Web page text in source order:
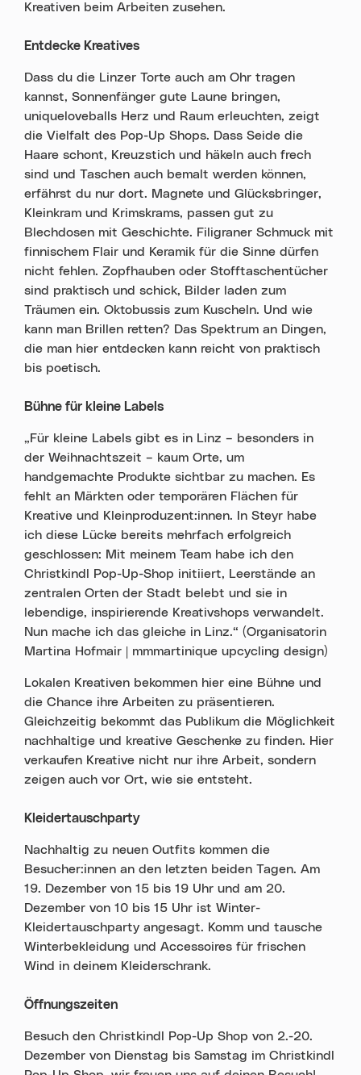
Kreativen beim Arbeiten zusehen.
Entdecke Kreatives
Dass du die Linzer Torte auch am Ohr tragen
kannst, Sonnenfänger gute Laune bringen,
uniqueloveballs Herz und Raum erleuchten, zeigt
die Vielfalt des Pop-Up Shops. Dass Seide die
Haare schont, Kreuzstich und häkeln auch frech
sind und Taschen auch bemalt werden können,
erfährst du nur dort. Magnete und Glücksbringer,
Kleinkram und Krimskrams, passen gut zu
Blechdosen mit Geschichte. Filigraner Schmuck mit
finnischem Flair und Keramik für die Sinne dürfen
nicht fehlen. Zopfhauben oder Stofftaschentücher
sind praktisch und schick, Bilder laden zum
Träumen ein. Oktobussis zum Kuscheln. Und wie
kann man Brillen retten? Das Spektrum an Dingen,
die man hier entdecken kann reicht von praktisch
bis poetisch.
Bühne für kleine Labels
„Für kleine Labels gibt es in Linz – besonders in
der Weihnachtszeit – kaum Orte, um
handgemachte Produkte sichtbar zu machen. Es
fehlt an Märkten oder temporären Flächen für
Kreative und Kleinproduzent:innen. In Steyr habe
ich diese Lücke bereits mehrfach erfolgreich
geschlossen: Mit meinem Team habe ich den
Christkindl Pop-Up-Shop initiiert, Leerstände an
zentralen Orten der Stadt belebt und sie in
lebendige, inspirierende Kreativshops verwandelt.
Nun mache ich das gleiche in Linz.“ (Organisatorin
Martina Hofmair | mmmartinique upcycling design)
Lokalen Kreativen bekommen hier eine Bühne und
die Chance ihre Arbeiten zu präsentieren.
Gleichzeitig bekommt das Publikum die Möglichkeit
nachhaltige und kreative Geschenke zu finden. Hier
verkaufen Kreative nicht nur ihre Arbeit, sondern
zeigen auch vor Ort, wie sie entsteht.
Kleidertauschparty
Nachhaltig zu neuen Outfits kommen die
Besucher:innen an den letzten beiden Tagen. Am
19. Dezember von 15 bis 19 Uhr und am 20.
Dezember von 10 bis 15 Uhr ist Winter-
Kleidertauschparty angesagt. Komm und tausche
Winterbekleidung und Accessoires für frischen
Wind in deinem Kleiderschrank.
Öffnungszeiten
Besuch den Christkindl Pop-Up Shop von 2.-20.
Dezember von Dienstag bis Samstag im Christkindl